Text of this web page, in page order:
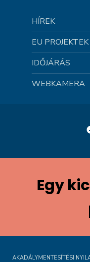
HÍREK
EU PROJEKTEK
IDŐJÁRÁS
WEBKAMERA
Egy
AKADÁLYMENTESÍTÉSI